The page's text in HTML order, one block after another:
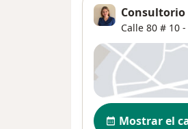
Calle 80 # 10
Disponibilidad
Mostrar el